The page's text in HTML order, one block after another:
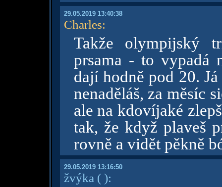
29.05.2019 13:40:38
Charles:
Takže olympijský
prsama - to vypadá
dají hodně pod 20.
nenaděláš, za měsíc
ale na kdovíjaké
tak, že když plaveš
rovně a vidět pěkně
29.05.2019 13:16:50
žvýka ( ):